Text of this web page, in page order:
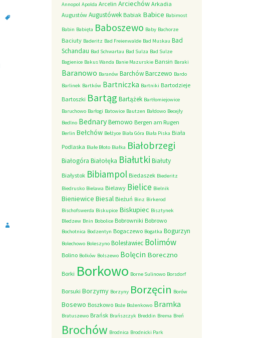
Annopol Apolda Arcelin Arciechów Arkadia
Augustów Augustówek Babiak Babice Babimost
Babin Babięta Baboszewo Baby Bachorze
Baciuty Baderitz Bad Freienwalde Bad Muskau Bad
Schandau Bad Schwartau Bad Sulza Bad Sulze
Bagienice Bakus Wanda Banie Mazurskie Bansin Baraki
Baranowo Baranów BarchówBarczewo Bardo
Barlinek Bartków Bartniczka Bartniki Bartodzieje
Bartoszki Bartąg Bartążek Bartłomiejowice
Baruchowo Barłogi Batowice Bautzen Bałdowo Becejły
Bedlno BednaryBemowo Bergen am Rugen
Berlin Bełchów Bełżyce Biała Góra Biała Piska Biała
Podlaska Białe Błoto Białka Białobrzegi
Białogóra Białołęka Białutki Białuty
Białystok Bibiampol Biedaszek Biederitz
Biedrusko Bielawa Bielawy Bielice Bielnik
Bieniewice Biesal Bieżuń Binz Birkerod
Bischofswerda Biskupice Biskupiec Bisztynek
Bledzew Bnin Bobolice Bobrowniki Bobrowo
Bochotnica Bodzentyn Bogaczewo Bogatka Bogurzyn
Bolechowo Boleszyno Bolesławiec Bolimów
Bolino Bolków Bolszewo Bolęcin Boreczno
Borki Borkowo Borne Sulinowo Borsdorf
Borsuki Borzymy Borzyny Borzęcin Borów
Bosewo Boszkowo Boże Bożenkowo Bramka
Bratuszewo Brańsk Brańszczyk Breddin Brema Breń
Brochów Brodnica Brodnicki Park